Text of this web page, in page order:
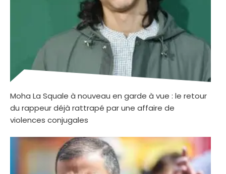
Moha La Squale à nouveau en garde à vue : le retour
du rappeur déjà rattrapé par une affaire de
violences conjugales